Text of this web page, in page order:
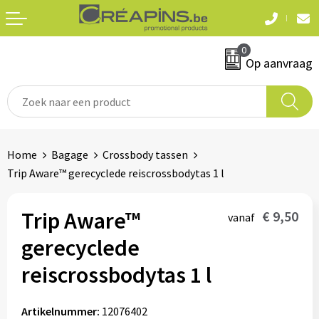
0
Op aanvraag
T-shirts
Sweaters en hoodies
Jassen
Hemden
Automerken
Eten & drinken
Snoepgoed
Waterflesjes
Home Bagage
Crossbody tassen
Trip Aware™ gerecyclede reiscrossbodytas 1 l
Trip Aware™
gerecyclede
reiscrossbodytas 1 l
vanaf € 9,50
Artikelnummer: 12076402